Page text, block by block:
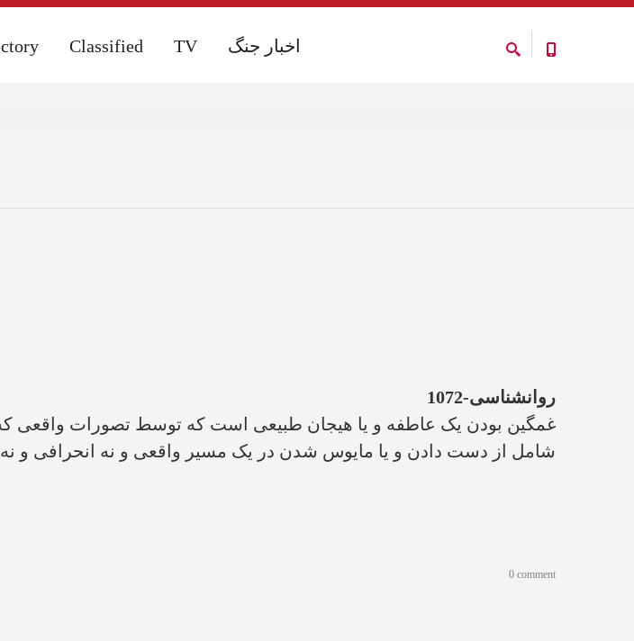
Classified TV اخبار جنگ Classified TV اخبار جنگ
روانشناسی-1072
غمگین بودن یک عاطفه و یا هیجان طبیعی است که توسط تصورات واقعی
شامل از دست دادن و یا مایوس شدن در یک مسیر واقعی‌ و نه انحرافی و
0 comment